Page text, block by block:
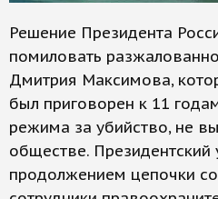
Решение Президента
помиловать
Дмитрия Максимова,
был приговорен к 11
режима за убийство, не
обществе. Президентский
продолжением цепочки